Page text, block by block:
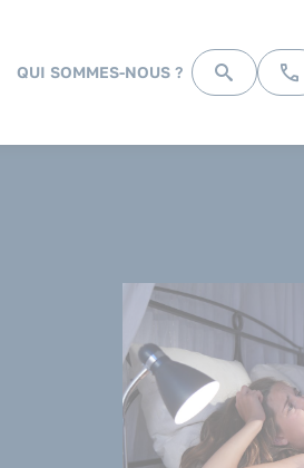
QUI SOMMES-NOUS ?